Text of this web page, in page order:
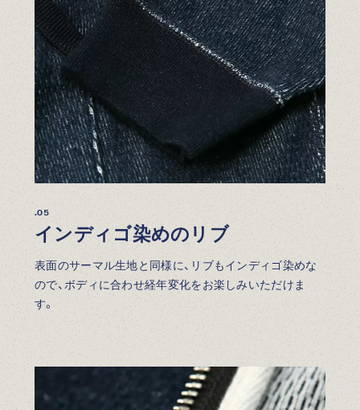
.05
インディゴ染めのリブ
表面のサーマル生地と同様に、リブもインディゴ染めな
ので、ボディに合わせ経年変化をお楽しみいただけま
す。